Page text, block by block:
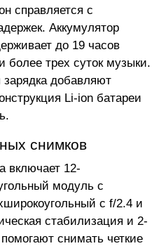
справляется с
Аккумулятор
до 19 часов
более трех суток музыки.
добавляют
Li-ion батареи
снимков
включает 12-
модуль с
с f/2.4 и
стабилизация и 2-
снимать четкие